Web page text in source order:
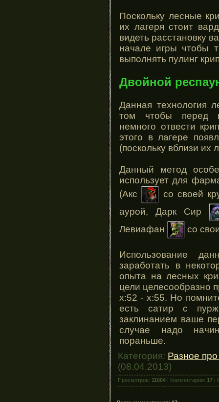
Поскольку лесные
их лагеря стоит
видеть расстановку
начале игры чтобы
выполнять пулинг
Двойной
Данная технология
том чтобы перед
немного отвести
этого в лагере
(поскольку вблизи их
Данный метод
использует для
(Акс
со своей
аурой, Дарк Сир
Левиафан
со
Использование
заработать в
опыта на лесных
цели целесообразно
x:52 - x:55. Но
есть сатир с
заклинанием ваше
случае надо
пораньше.
Категория: Разное
(08.04.2013)
Просмотров: 11604 | Комментарии: 17 |